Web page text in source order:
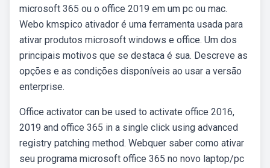
microsoft 365 ou o office 2019 em um pc ou mac.
Webo kmspico ativador é uma ferramenta usada para
ativar produtos microsoft windows e office. Um dos
principais motivos que se destaca é sua. Descreve as
opções e as condições disponíveis ao usar a versão
enterprise.
Office activator can be used to activate office 2016,
2019 and office 365 in a single click using advanced
registry patching method. Webquer saber como ativar
seu programa microsoft office 365 no novo laptop/pc